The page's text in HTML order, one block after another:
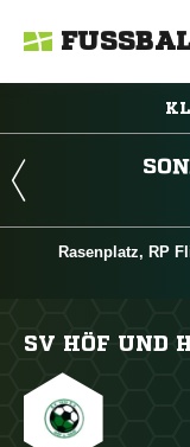
Rasenplatz, RP
SV HÖF UND